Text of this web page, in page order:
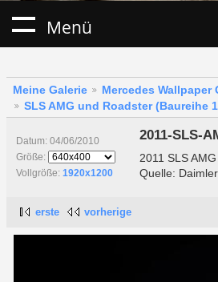
Menü
Meine Galerie Mercedes Wallpaper
SLS AMG und Roadster (Baureihe
Datum: 04/06/2010
Größe:
Vollgröße: 1920x1200
2011-SLS-
2011 SLS
Quelle:
erste vorherige